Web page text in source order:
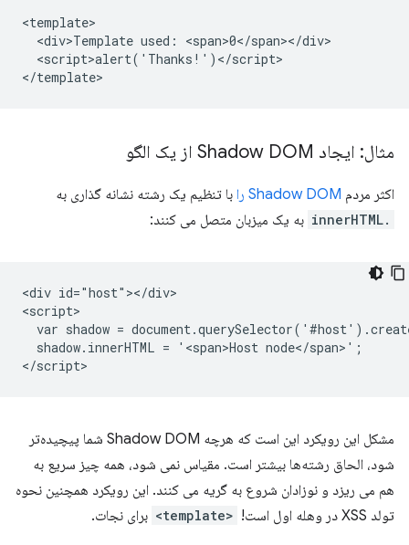
<template>
  <div>Template used: <span>0</span></div>
  <script>alert('Thanks!')</script>
مثال: ایجاد Shadow DOM از یک الگو
اکثر مردم Shadow DOM را با تنظیم یک رشته نشانه گذاری به
.innerHTML به یک میزبان متصل می کنند:
<div id="host"></div>
<script>
var shadow =
  shadow.innerHTML = '<span>Host node</span>';
مشکل این رویکرد این است که هرچه Shadow DOM شما پیچیده‌تر
شود، الحاق رشته‌ها بیشتر است. مقیاس نمی شود، همه چیز سریع به
هم می ریزد و نوزادان شروع به گریه می کنند. این رویکرد همچنین نحوه
تولد XSS در وهله اول است!
<template> برای نجات.